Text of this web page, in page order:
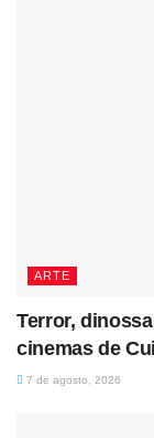
ARTE
Terror,
cinemas de
7 de agosto, 2026